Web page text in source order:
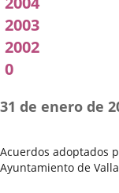
2003
2002
0
Acuerdos adoptados
Ayuntamiento de
31 de enero de